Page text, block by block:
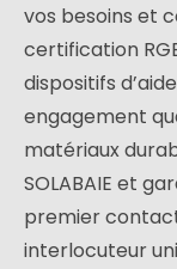
vos besoins et
certification
dispositifs
engagement
matériaux
SOLABAIE et
premier
interlocuteur